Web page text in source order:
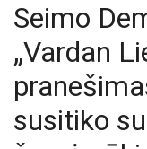
Seimo
„Vardan
susitiko